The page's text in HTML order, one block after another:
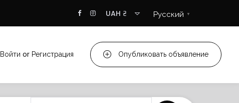
UAH ₴ Русский ▼
Войти or Регистрация Опубликовать объявление